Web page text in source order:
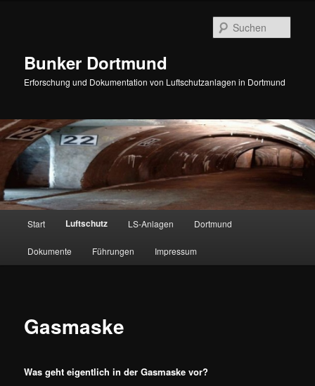
Bunker Dortmund
Erforschung und Dokumentation von Luftschutzanlagen in Dortmund
Start Luftschutz LS-Anlagen Dortmund
Dokumente Führungen Impressum
Gasmaske
Was geht eigentlich in der Gasmaske vor?